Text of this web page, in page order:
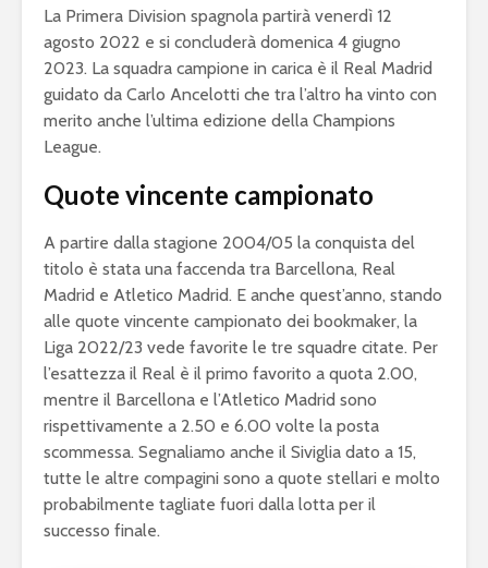
La Primera Division spagnola partirà venerdì 12
agosto 2022 e si concluderà domenica 4 giugno
2023. La squadra campione in carica è il Real Madrid
guidato da Carlo Ancelotti che tra l’altro ha vinto con
merito anche l’ultima edizione della Champions
League.
Quote vincente campionato
A partire dalla stagione 2004/05 la conquista del
titolo è stata una faccenda tra Barcellona, Real
Madrid e Atletico Madrid. E anche quest’anno, stando
alle quote vincente campionato dei bookmaker, la
Liga 2022/23 vede favorite le tre squadre citate. Per
l’esattezza il Real è il primo favorito a quota 2.00,
mentre il Barcellona e l’Atletico Madrid sono
rispettivamente a 2.50 e 6.00 volte la posta
scommessa. Segnaliamo anche il Siviglia dato a 15,
tutte le altre compagini sono a quote stellari e molto
probabilmente tagliate fuori dalla lotta per il
successo finale.